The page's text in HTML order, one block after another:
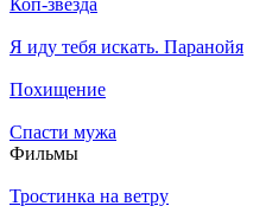
Я иду тебя искать. Паранойя
Похищение
Спасти мужа
Филь­мы
Тростинка на ветру